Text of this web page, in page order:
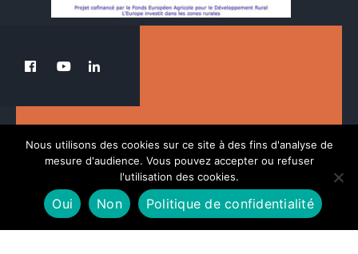
Le PETR au service de la transition du Pays
des Nestes.
Nous utilisons des cookies sur ce site à des fins d'analyse de
mesure d'audience. Vous pouvez accepter ou refuser
l'utilisation des cookies.
Oui Non Politique de confidentialité